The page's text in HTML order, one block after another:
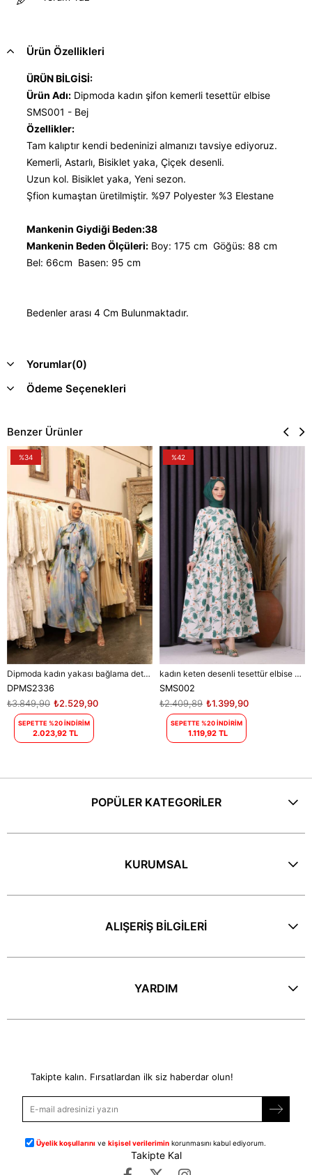
Ürün Özellikleri
ÜRÜN BİLGİSİ:
Ürün Adı: Dipmoda kadın şifon kemerli tesettür elbise
SMS001 - Bej
Özellikler:
Tam kalıptır kendi bedeninizi almanızı tavsiye ediyoruz.
Kemerli, Astarlı, Bisiklet yaka, Çiçek desenli.
Uzun kol. Bisiklet yaka, Yeni sezon.
Şfion kumaştan üretilmiştir. %97 Polyester %3 Elestane
Mankenin Giydiği Beden:38
Mankenin Beden Ölçüleri: Boy: 175 cm Göğüs: 88 cm
Bel: 66cm Basen: 95 cm
Bedenler arası 4 Cm Bulunmaktadır.
Yorumlar(0)
Ödeme Seçenekleri
Benzer Ürünler
Dipmoda kadın yakası bağlama detaylı tesettür şifon elbise DPMS2336
DPMS2336
₺2.529,90
₺3.849,90
SEPETTE %20 İNDİRİM
2.023,92 TL
%34
kadın keten desenli tesettür elbise SMS002 - Bej
SMS002
₺1.399,90
₺2.409,89
SEPETTE %20 İNDİRİM
1.119,92 TL
%42
POPÜLER KATEGORİLER
KURUMSAL
ALIŞERİŞ BİLGİLERİ
YARDIM
Takipte kalın. Fırsatlardan ilk siz haberdar olun!
Üyelik koşullarını vekişisel verilerimin korunmasını kabul ediyorum.
Takipte Kal